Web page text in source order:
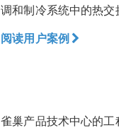
调和制冷系统中的热交
阅读用户案例
雀巢产品技术中心的